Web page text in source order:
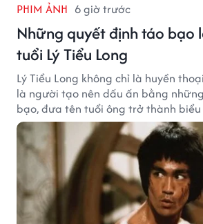
PHIM ẢNH 6 giờ trước
Những quyết định táo bạo
tuổi Lý Tiểu Long
Lý Tiểu Long không chỉ là huyền
là người tạo nên dấu ấn bằng
bạo, đưa tên tuổi ông trở thành